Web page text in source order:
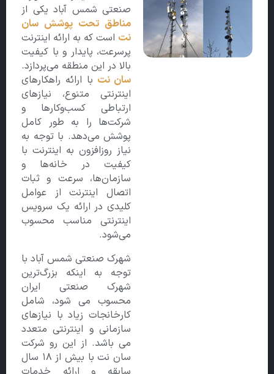
صنعتی شمس‌ آباد یکی از
مناطق تحت پوشش سان
نت است که به ارائه اینترنت
پرسرعت، پایدار و با کیفیت
بالا در این منطقه می‌پردازد.
سان نت با ارائه راهکارهای
اینترنتی متنوع، نیازهای
ارتباطی کسب‌وکارها و
شرکت‌ها را به طور کامل
پوشش می‌دهد. با توجه به
نیاز روزافزون به اینترنت با
کیفیت در خانه‌ها و
سازمان‌ها، سرعت و ثبات
اتصال اینترنت از عوامل
کلیدی در ارائه یک سرویس
اینترنتی مناسب محسوب
می‌شود.
شهرک صنعتی شمس آباد با
توجه به اینکه بزرگ‌ترین
شهرک صنعتی ایران
محسوب می شود، شامل
کارخانجات زیاد با نیازهای
سازمانی و اینترنتی متعدد
می باشد. از این رو شرکت
سان نت با بیش از 18 سال